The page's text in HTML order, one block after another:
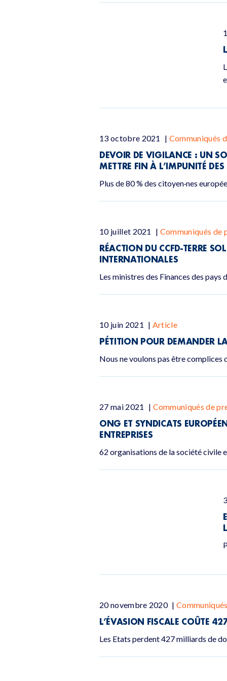
13 octobre 2021 | Communiqués
DEVOIR DE VIGILANCE : UN
METTRE FIN À L’IMPUNITÉ
Plus de 80 % des citoyen·nes
10 juillet 2021 | Communiqués de
RÉACTION DU CCFD-TERRE
INTERNATIONALES
Les ministres des Finances des pays
10 juin 2021 | Article
PÉTITION POUR DEMANDER
Nous ne voulons pas être complices
27 mai 2021 | Communiqués de
ONG ET SYNDICATS
ENTREPRISES
62 organisations de la société civile
20 novembre 2020 |
L’ÉVASION FISCALE COÛTE
Les Etats perdent 427 milliards de